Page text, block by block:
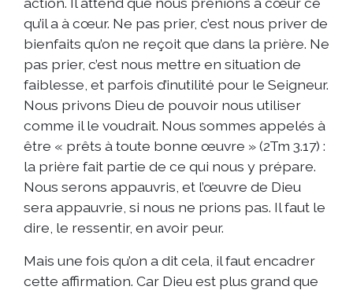
qu’il a à cœur. Ne pas prier, c’est nous priver de
bienfaits qu’on ne reçoit que dans la prière. Ne
pas prier, c’est nous mettre en situation de
faiblesse, et parfois d’inutilité pour le Seigneur.
Nous privons Dieu de pouvoir nous utiliser
comme il le voudrait. Nous sommes appelés à
être « prêts à toute bonne œuvre » (2Tm 3.17) :
la prière fait partie de ce qui nous y prépare.
Nous serons appauvris, et l’œuvre de Dieu
sera appauvrie, si nous ne prions pas. Il faut le
dire, le ressentir, en avoir peur.
Mais une fois qu’on a dit cela, il faut encadrer
cette affirmation. Car Dieu est plus grand que